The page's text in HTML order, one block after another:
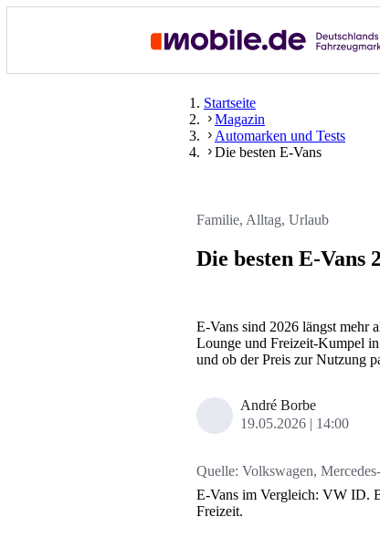
Startseite
Magazin
Automarken und Tests
Die besten E-Vans
Familie, Alltag, Urlaub
Die besten E-Vans
E-Vans sind 2026 längst mehr
Lounge und Freizeit-Kumpel
und ob der Preis zur Nutzung
André Borbe
19.05.2026
14:00
Quelle: Volkswagen,
E-Vans im Vergleich: VW ID.
Freizeit.